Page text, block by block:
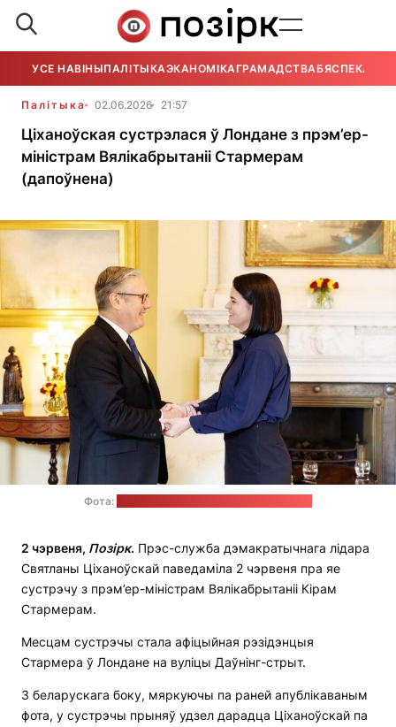
УСЕ НАВІНЫПАЛІТЫКАЭКАНОМІКАГРАМАДСТВАБЯСПЕКА
Палітыка 02.06.2026 21:57
Ціханоўская сустрэлася ў Лондане з прэм’ер-
міністрам Вялікабрытаніі Стармерам
(дапоўнена)
Фота:
2 чэрвеня, Позірк. Прэс-служба дэмакратычнага лідара
Святланы Ціханоўскай паведаміла 2 чэрвеня пра яе
сустрэчу з прэм’ер-міністрам Вялікабрытаніі Кірам
Стармерам.
Месцам сустрэчы стала афіцыйная рэзідэнцыя
Стармера ў Лондане на вуліцы Даўнінг-стрыт.
З беларускага боку, мяркуючы па раней апублікаваным
фота, у сустрэчы прыняў удзел дарадца Ціханоўскай па